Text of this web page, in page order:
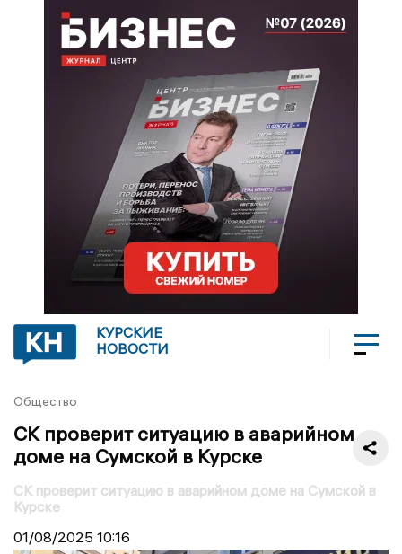
КУРСКИЕ
НОВОСТИ
Общество
СК проверит ситуацию в аварийном
доме на Сумской в Курске
СК проверит ситуацию в аварийном доме на Сумской в
Курске
01/08/2025 10:16